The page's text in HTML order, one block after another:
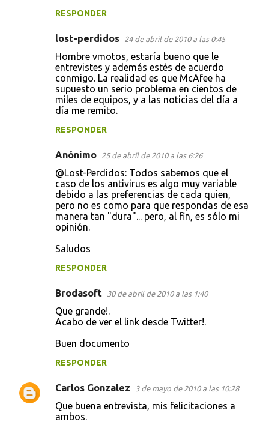
RESPONDER
lost-perdidos 24 de abril de 2010 a las 0:45
Hombre vmotos, estaría bueno que le
entrevistes y además estés de acuerdo
conmigo. La realidad es que McAfee ha
supuesto un serio problema en cientos de
miles de equipos, y a las noticias del día a
día me remito.
RESPONDER
Anónimo 25 de abril de 2010 a las 6:26
@Lost-Perdidos: Todos sabemos que el
caso de los antivirus es algo muy variable
debido a las preferencias de cada quien,
pero no es como para que respondas de esa
manera tan "dura"... pero, al fin, es sólo mi
opinión.
Saludos
RESPONDER
Brodasoft 30 de abril de 2010 a las 1:40
Que grande!.
Acabo de ver el link desde Twitter!.
Buen documento
RESPONDER
Carlos Gonzalez 3 de mayo de 2010 a las 10:28
Que buena entrevista, mis felicitaciones a
ambos.